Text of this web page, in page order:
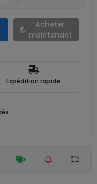
Acheter
maintenant
Expédition rapide